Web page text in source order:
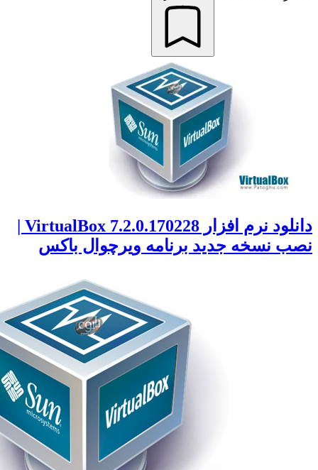
دانلود نرم افزار VirtualBox 7.2.0.170228 |
نسخه جدید برنامه ویرچوال باکس